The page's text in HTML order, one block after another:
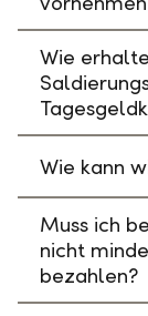
Wie
Wie kann
Muss ich
nicht
bezahlen?